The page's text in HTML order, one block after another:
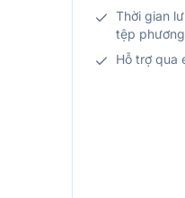
Thời gian
tệp
Hỗ trợ qua